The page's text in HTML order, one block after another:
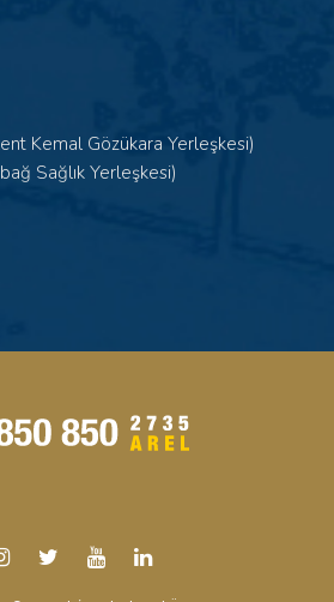
Kemal Gözükara Yerleşkesi)
Sağlık Yerleşkesi)